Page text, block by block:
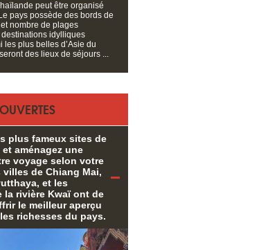
peut être organisé
pays possède des bords de
nombre de plages
idylliques
les plus belles d’Asie du
des lieux de séjours ...
plus fameux sites de
aménagez une
voyage selon votre
de Chiang Mai,
et les
la rivière Kwaï ont de
le meilleur aperçu
richesses du pays.